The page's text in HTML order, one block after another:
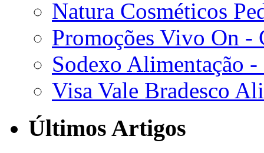
Natura Cosméticos
Promoções Vivo On -
Sodexo Alimentação -
Visa Vale Bradesco
Últimos Artigos